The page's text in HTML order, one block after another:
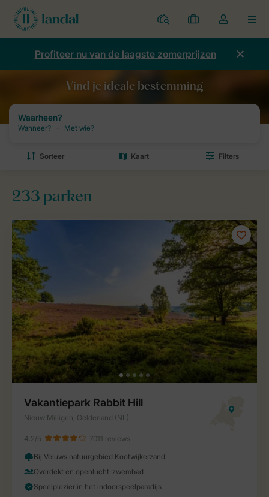
Parken
Mijn
boekingen
Open
de
dropdown
Profiteer nu van de laagste zomerprijzen